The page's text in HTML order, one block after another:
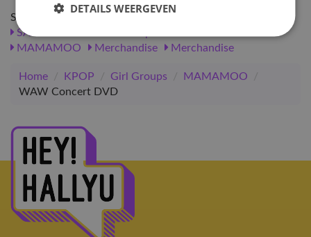
Shop meer
SALE
MAMAMOO
Merchandise Merchandise
Home / KPOP / Girl Groups / MAMAMOO
/
WAW Concert DVD
DETAILS WEERGEVEN